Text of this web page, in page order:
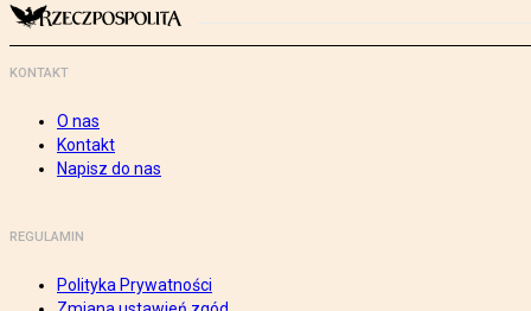
KONTAKT
O nas
Kontakt
Napisz do nas
REGULAMIN
Polityka Prywatności